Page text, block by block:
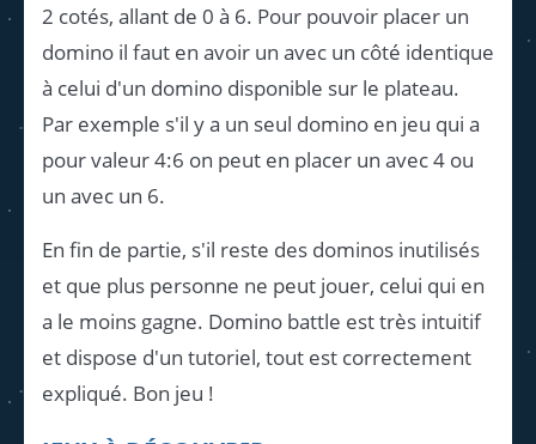
2 cotés, allant de 0 à 6. Pour pouvoir placer un
domino il faut en avoir un avec un côté identique
à celui d'un domino disponible sur le plateau.
Par exemple s'il y a un seul domino en jeu qui a
pour valeur 4:6 on peut en placer un avec 4 ou
un avec un 6.
En fin de partie, s'il reste des dominos inutilisés
et que plus personne ne peut jouer, celui qui en
a le moins gagne. Domino battle est très intuitif
et dispose d'un tutoriel, tout est correctement
expliqué. Bon jeu !